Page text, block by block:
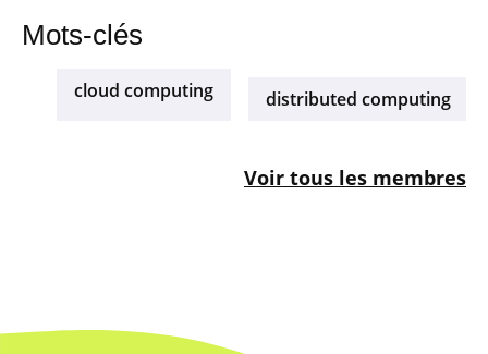
Mots-clés
cloud computing distributed computing
Voir tous les membres